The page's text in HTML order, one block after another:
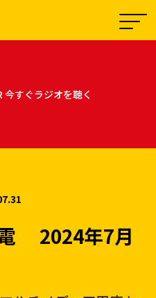
今すぐラジオを聴く
2024年7月